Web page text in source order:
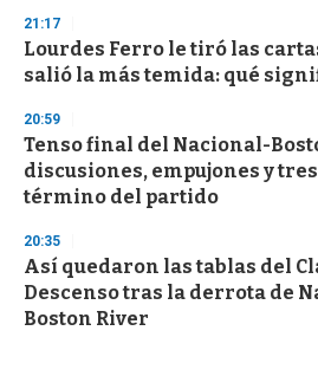
21:17
Lourdes Ferro le tiró las
salió la más temida: qué
20:59
Tenso final del Nacional-
discusiones, empujones y
término del partido
20:35
Así quedaron las tablas del
Descenso tras la derrota de
Boston River